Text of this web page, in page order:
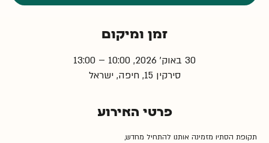
זמן ומיקום
30 באוק׳ 2026, 10:00 – 13:00
סירקין 15, חיפה, ישראל
פרטי האירוע
תקופת הסתיו מזמינה אותנו להתחיל מחדש,